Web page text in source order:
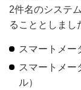
2件名のシステ
ることとしまし
スマートメー
スマートメー
ル）